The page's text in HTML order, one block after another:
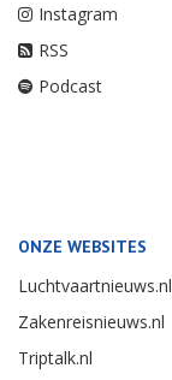
Instagram
RSS
Podcast
ONZE WEBSITES
Luchtvaartnieuws.nl
Zakenreisnieuws.nl
Triptalk.nl